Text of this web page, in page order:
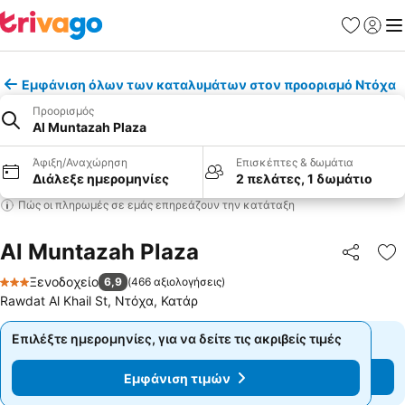
Εμφάνιση όλων των καταλυμάτων στον προορισμό Ντόχα
Προορισμός
Al Muntazah Plaza
Άφιξη/Αναχώρηση
Διάλεξε ημερομηνίες
Επισκέπτες & δωμάτια
2 πελάτες, 1 δωμάτιο
Πώς οι πληρωμές σε εμάς επηρεάζουν την κατάταξη
Al Muntazah Plaza
3 Αστέρια
Ξενοδοχείο 6,9 (466 αξιολογήσεις)
Rawdat Al Khail St, Ντόχα, Κατάρ
Επιλέξτε ημερομηνίες, για να δείτε τις ακριβείς τιμές
Εμφάνιση τιμών
Επιλέξτε ημερομηνίες, για να δείτε τις ακριβείς τιμές
Εμφάνιση τιμών